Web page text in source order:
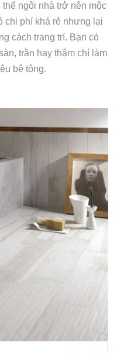
ngôi nhà trở nên mộc
chi phí khá rẻ nhưng lại
cách trang trí. Bạn có
trần hay thậm chí làm
bê tông.